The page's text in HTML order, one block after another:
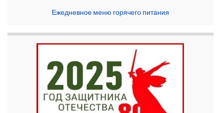
Ежедневное меню горячего питания